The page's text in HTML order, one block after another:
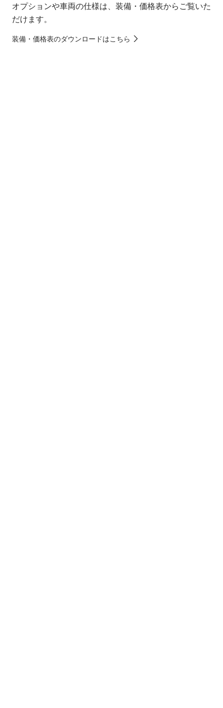
オプションや車両の仕様は、装備・価格表からご覧いた
だけます。
装備・価格表のダウンロードはこちら